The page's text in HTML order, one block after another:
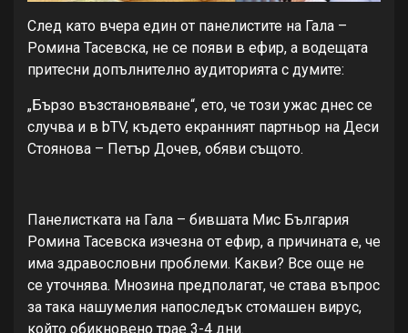
След като вчера един от панелистите на Гала –
Ромина Тасевска, не се появи в ефир, а водещата
притесни допълнително аудиторията с думите:
„Бързо възстановяване“, ето, че този ужас днес се
случва и в bTV, където екранният партньор на Деси
Стоянова – Петър Дочев, обяви същото.
Панелистката на Гала – бившата Мис България
Ромина Тасевска изчезна от ефир, а причината е, че
има здравословни проблеми. Какви? Все още не
се уточнява. Мнозина предполагат, че става въпрос
за така нашумелия напоследък стомашен вирус,
който обикновено трае 3-4 дни.